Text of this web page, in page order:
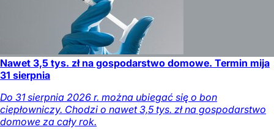
Nawet 3,5 tys. zł na gospodarstwo domowe. Termin mija
31 sierpnia
Do 31 sierpnia 2026 r. można ubiegać się o bon
ciepłowniczy. Chodzi o nawet 3,5 tys. zł na gospodarstwo
domowe za cały rok.